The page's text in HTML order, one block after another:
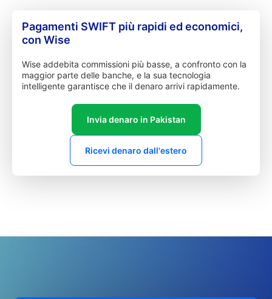
Pagamenti SWIFT più rapidi ed economici,
con Wise
Wise addebita commissioni più basse, a confronto con la
maggior parte delle banche, e la sua tecnologia
intelligente garantisce che il denaro arrivi rapidamente.
Invia denaro in Pakistan
Ricevi denaro dall'estero